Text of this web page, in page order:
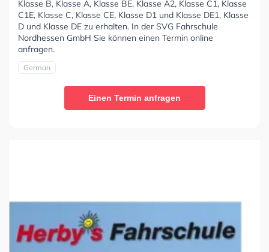
Klasse B, Klasse A, Klasse BE, Klasse A2, Klasse C1, Klasse
C1E, Klasse C, Klasse CE, Klasse D1 und Klasse DE1, Klasse
D und Klasse DE zu erhalten. In der SVG Fahrschule
Nordhessen GmbH Sie können einen Termin online
anfragen.
German
Einen Termin anfragen